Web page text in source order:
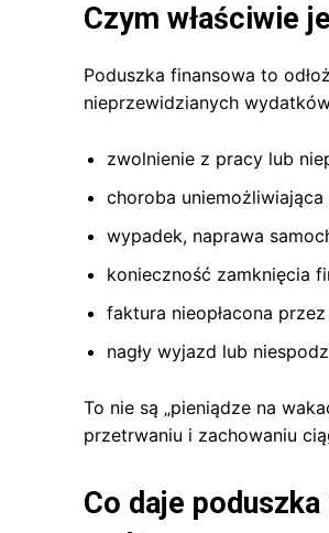
Czym właściwie
Poduszka finansowa to
nieprzewidzianych
zwolnienie z pracy lub
choroba uniemożliwiająca
wypadek, naprawa
konieczność zamknięcia
faktura nieopłacona
nagły wyjazd lub
To nie są „pieniądze na
przetrwaniu i zachowaniu
Co daje